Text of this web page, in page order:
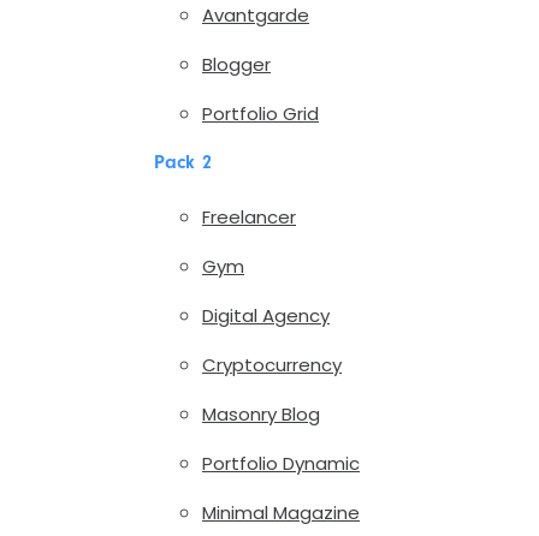
Avantgarde
Blogger
Portfolio Grid
Pack 2
Freelancer
Gym
Digital Agency
Cryptocurrency
Masonry Blog
Portfolio Dynamic
Minimal Magazine